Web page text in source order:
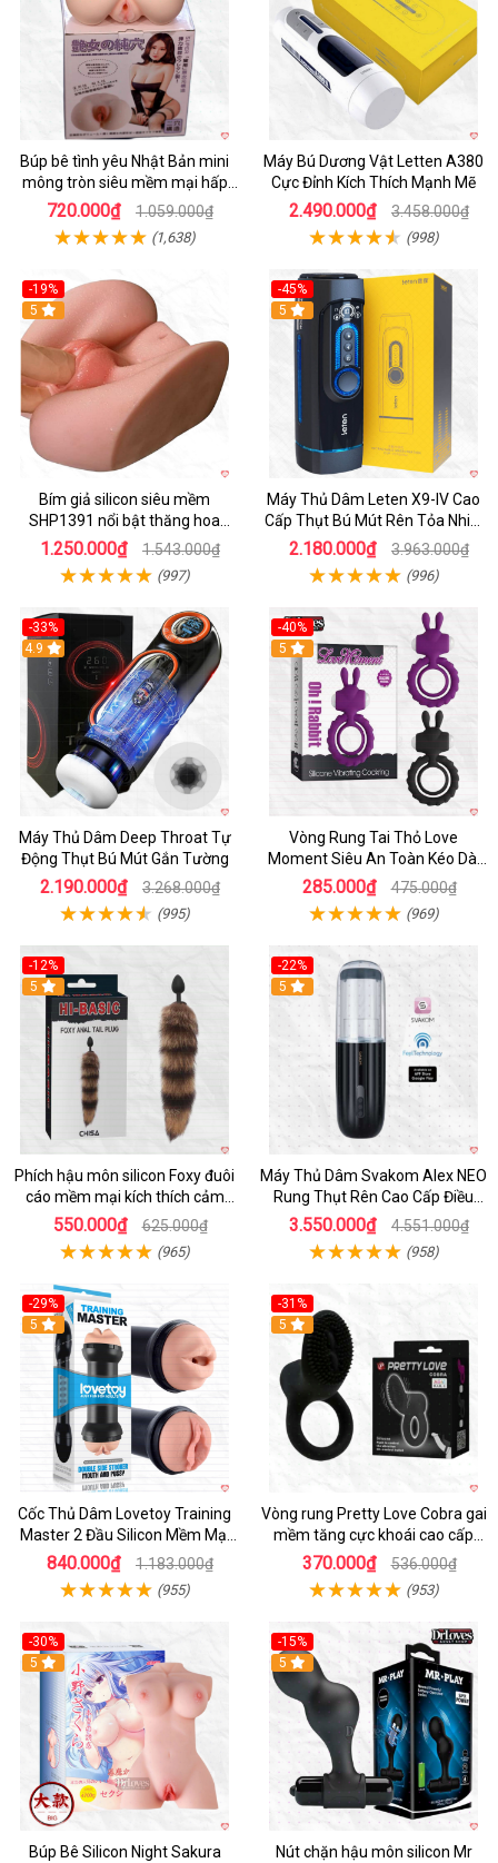
Búp bê tình yêu Nhật Bản mini
mông tròn siêu mềm mại hấp
dẫn
720.000₫ 1.059.000₫
(1,638)
Máy Bú Dương Vật Letten A380
Cực Đỉnh Kích Thích Mạnh Mẽ
2.490.000₫ 3.458.000₫
(998)
-19%
Hot
5
Bím giả silicon siêu mềm
SHP1391 nổi bật thăng hoa
hoàn hảo
1.250.000₫ 1.543.000₫
(997)
-45%
Hot
5
Máy Thủ Dâm Leten X9-IV Cao
Cấp Thụt Bú Mút Rên Tỏa Nhiệt
Sạc Pin
2.180.000₫ 3.963.000₫
(996)
-33%
Hot
4.9
Máy Thủ Dâm Deep Throat Tự
Động Thụt Bú Mút Gắn Tường
2.190.000₫ 3.268.000₫
(995)
-40%
5
Vòng Rung Tai Thỏ Love
Moment Siêu An Toàn Kéo Dài
Thời Gian
285.000₫ 475.000₫
(969)
-12%
Hot
5
Phích hậu môn silicon Foxy đuôi
cáo mềm mại kích thích cảm
giác mới
550.000₫ 625.000₫
(965)
-22%
5
Máy Thủ Dâm Svakom Alex NEO
Rung Thụt Rên Cao Cấp Điều
Khiển App
3.550.000₫ 4.551.000₫
(958)
-29%
Hot
5
Cốc Thủ Dâm Lovetoy Training
Master 2 Đầu Silicon Mềm Mại
Tiện Lợi
840.000₫ 1.183.000₫
(955)
-31%
5
Vòng rung Pretty Love Cobra gai
mềm tăng cực khoái cao cấp
chính hãng
370.000₫ 536.000₫
(953)
-30%
Hot
5
Búp Bê Silicon Night Sakura
-15%
Hot
5
Nút chặn hậu môn silicon Mr